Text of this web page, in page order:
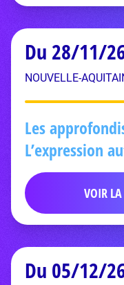
Du 28/11/
NOUVELLE-
Les
L’expression
VOIR
Du 05/12/